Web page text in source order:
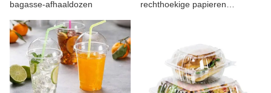
bagasse-afhaaldozen
rechthoekige papieren